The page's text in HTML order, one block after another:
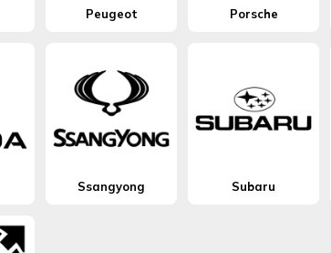
Peugeot Porsche
Ssangyong Subaru